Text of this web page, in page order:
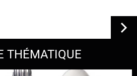
THÉMATIQUE